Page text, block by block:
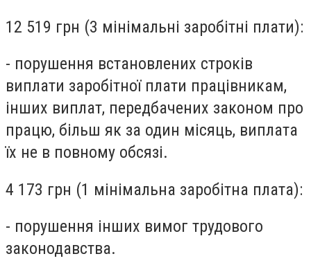
12 519 грн (3 мінімальні заробітні плати):
- порушення встановлених строків
виплати заробітної плати працівникам,
інших виплат, передбачених законом про
працю, більш як за один місяць, виплата
їх не в повному обсязі.
4 173 грн (1 мінімальна заробітна плата):
- порушення інших вимог трудового
законодавства.